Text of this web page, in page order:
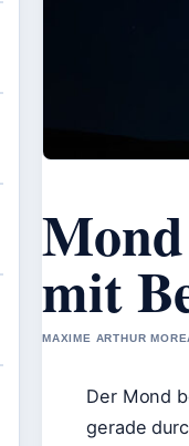
mit
MAXIME ARTHUR
Der Mond
gerade